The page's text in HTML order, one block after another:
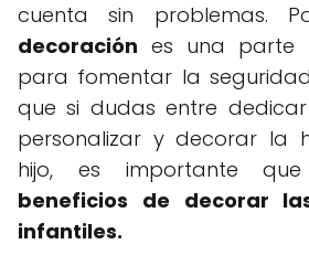
cuenta sin problemas.
decoración es una parte
para fomentar la
que si dudas entre
personalizar y decorar la
hijo, es importante
beneficios de decorar
infantiles.